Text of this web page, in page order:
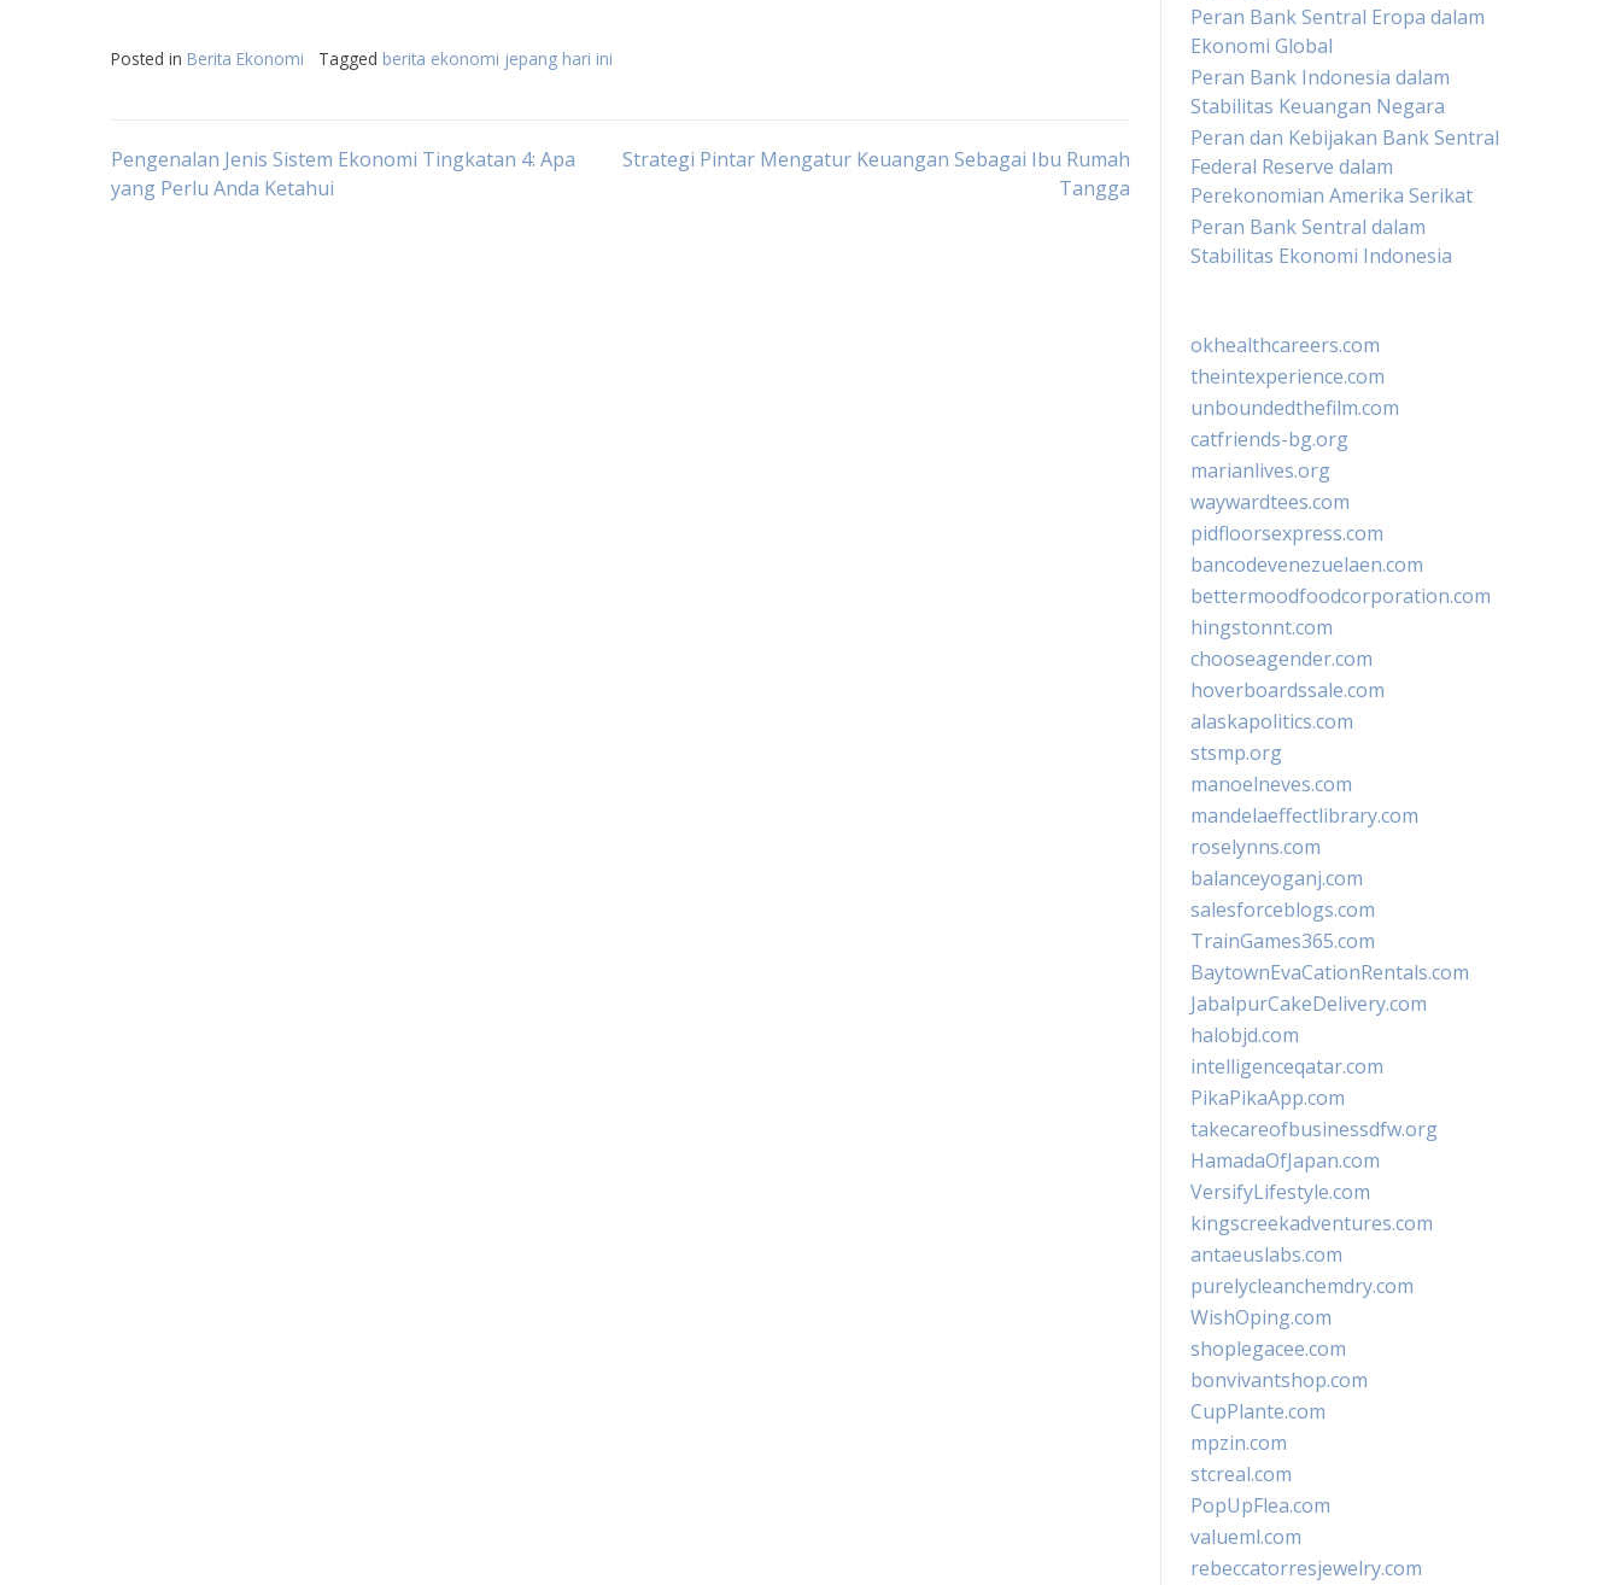
Posted in Berita Ekonomi Tagged berita ekonomi jepang hari ini
Post
Pengenalan Jenis Sistem Ekonomi Tingkatan 4: Apa
yang Perlu Anda Ketahui
Strategi Pintar Mengatur Keuangan Sebagai Ibu Rumah
Tangga
Peran Bank Sentral Eropa dalam
Ekonomi Global
Peran Bank Indonesia dalam
Stabilitas Keuangan Negara
Peran dan Kebijakan Bank Sentral
Federal Reserve dalam
Perekonomian Amerika Serikat
Peran Bank Sentral dalam
Stabilitas Ekonomi Indonesia
okhealthcareers.com
theintexperience.com
unboundedthefilm.com
catfriends-bg.org
marianlives.org
waywardtees.com
pidfloorsexpress.com
bancodevenezuelaen.com
bettermoodfoodcorporation.com
hingstonnt.com
chooseagender.com
hoverboardssale.com
alaskapolitics.com
stsmp.org
manoelneves.com
mandelaeffectlibrary.com
roselynns.com
balanceyoganj.com
salesforceblogs.com
TrainGames365.com
BaytownEvaCationRentals.com
JabalpurCakeDelivery.com
halobjd.com
intelligenceqatar.com
PikaPikaApp.com
takecareofbusinessdfw.org
HamadaOfJapan.com
VersifyLifestyle.com
kingscreekadventures.com
antaeuslabs.com
purelycleanchemdry.com
WishOping.com
shoplegacee.com
bonvivantshop.com
CupPlante.com
mpzin.com
stcreal.com
PopUpFlea.com
valueml.com
rebeccatorresjewelry.com